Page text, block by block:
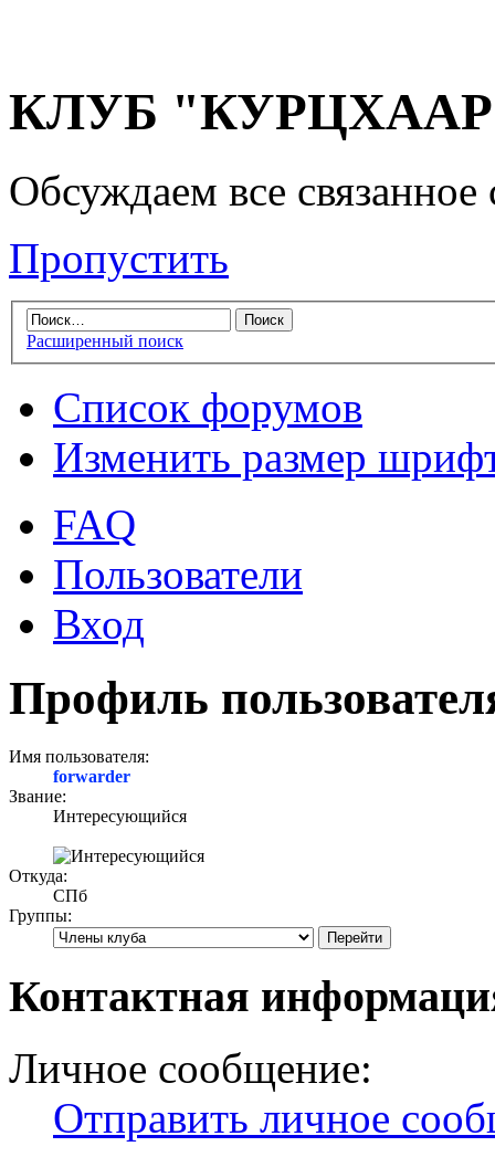
КЛУБ "КУРЦХААР"
Обсуждаем все
Пропустить
Расширенный поиск
Список форумов
Изменить размер
FAQ
Пользователи
Вход
Профиль
Имя пользователя:
forwarder
Звание:
Интересующийся
Откуда:
СПб
Группы:
Контактная
Личное сообщение:
Отправить личное